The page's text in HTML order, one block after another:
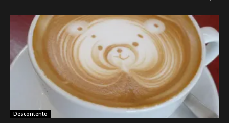
Descontento